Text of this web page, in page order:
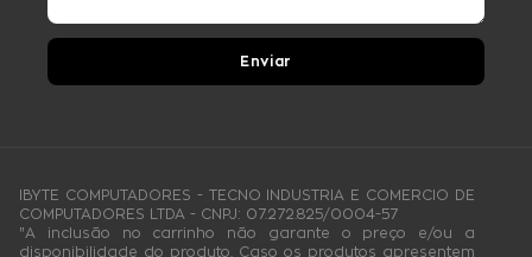
Enviar
IBYTE COMPUTADORES - TECNO INDUSTRIA E COMERCIO DE
COMPUTADORES LTDA - CNPJ: 07.272.825/0004-57
"A inclusão no carrinho não garante o preço e/ou a
disponibilidade do produto. Caso os produtos apresentem